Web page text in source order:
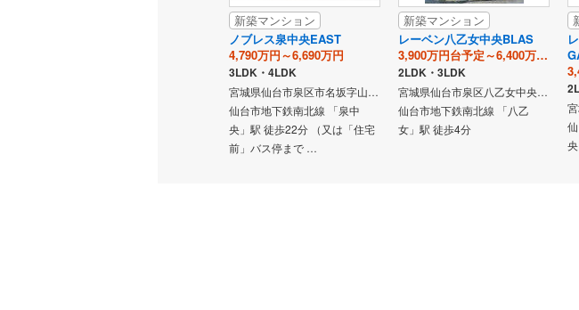
新築マンション
ノブレス泉中央EAST
4,790万円～6,690万円
3LDK・4LDK
宮城県仙台市泉区市名坂字山岸50-2（地番）
仙台市地下鉄南北線 「泉中
央」駅 徒歩22分 （又は「住宅
前」バス停まで …
新築マンション
レーベン八乙女中央BLAS
3,900万円台予定～6,400万円台予定
2LDK・3LDK
宮城県仙台市泉区八乙女中央三丁目204-8（地番）
仙台市地下鉄南北線 「八乙
女」駅 徒歩4分